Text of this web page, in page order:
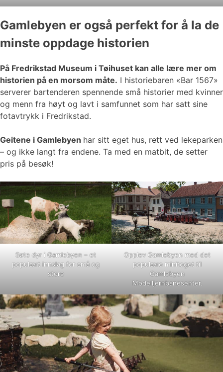
Gamlebyen er også perfekt for å la de
minste oppdage historien
På Fredrikstad Museum i Tøihuset kan alle lære mer om
historien på en morsom måte. I historiebaren «Bar 1567»
serverer bartenderen spennende små historier med kvinner
og menn fra høyt og lavt i samfunnet som har satt sine
fotavtrykk i Fredrikstad.
Geitene i Gamlebyen har sitt eget hus, rett ved lekeparken
– og ikke langt fra endene. Ta med en matbit, de setter
pris på besøk!
Søte dyr i Gamlebyen – et
populært innslag for små og
store
Opplev Gamlebyen med det
populære minitoget til
Gamlebyen
Modelljernbanesenter.